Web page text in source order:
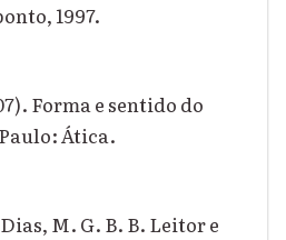
1997.
Forma e sentido do
Ática.
M. G. B. B. Leitor e